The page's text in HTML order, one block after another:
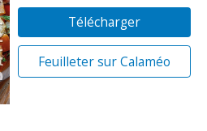
Télécharger
Feuilleter sur Calaméo